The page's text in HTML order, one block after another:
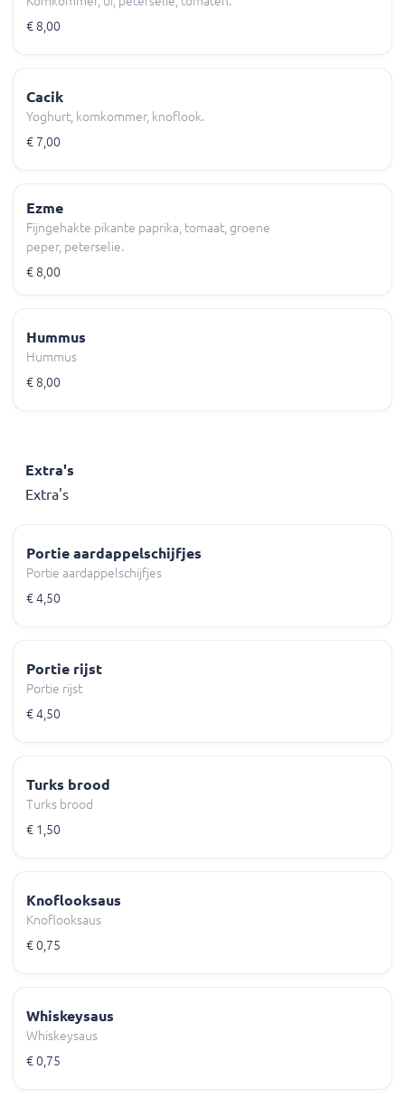
€ 8,00
Cacik
Yoghurt, komkommer, knoflook.
€ 7,00
Ezme
Fijngehakte pikante paprika, tomaat, groene
peper, peterselie.
€ 8,00
Hummus
Hummus
€ 8,00
Extra's
Extra's
Portie aardappelschijfjes
Portie aardappelschijfjes
€ 4,50
Portie rijst
Portie rijst
€ 4,50
Turks brood
Turks brood
€ 1,50
Knoflooksaus
Knoflooksaus
€ 0,75
Whiskeysaus
Whiskeysaus
€ 0,75